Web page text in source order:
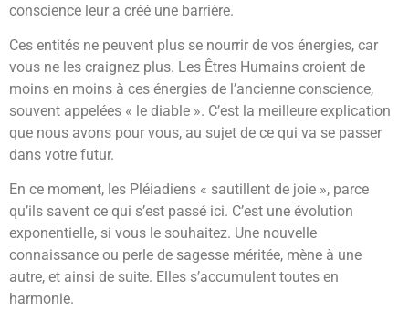
conscience leur a créé une barrière.
Ces entités ne peuvent plus se nourrir de vos énergies, car
vous ne les craignez plus. Les Êtres Humains croient de
moins en moins à ces énergies de l’ancienne conscience,
souvent appelées « le diable ». C’est la meilleure explication
que nous avons pour vous, au sujet de ce qui va se passer
dans votre futur.
En ce moment, les Pléiadiens « sautillent de joie », parce
qu’ils savent ce qui s’est passé ici. C’est une évolution
exponentielle, si vous le souhaitez. Une nouvelle
connaissance ou perle de sagesse méritée, mène à une
autre, et ainsi de suite. Elles s’accumulent toutes en
harmonie.